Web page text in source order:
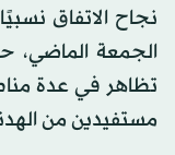
نجاح الاتفاق
تظاهر في عدة
مستفيدين من